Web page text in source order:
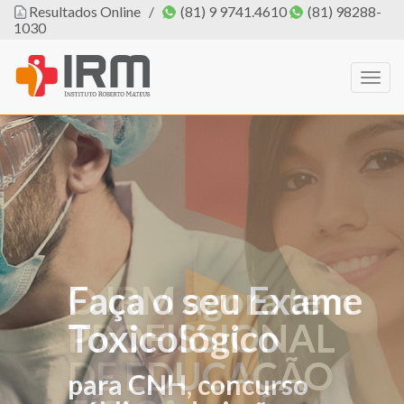
Resultados Online / (81) 9 9741.4610
(81) 98288-
1030
Faça o seu Exame
Toxicológico
para CNH, concurso
O IRM agora tem
PROFISSIONAL
DE EDUCAÇÃO